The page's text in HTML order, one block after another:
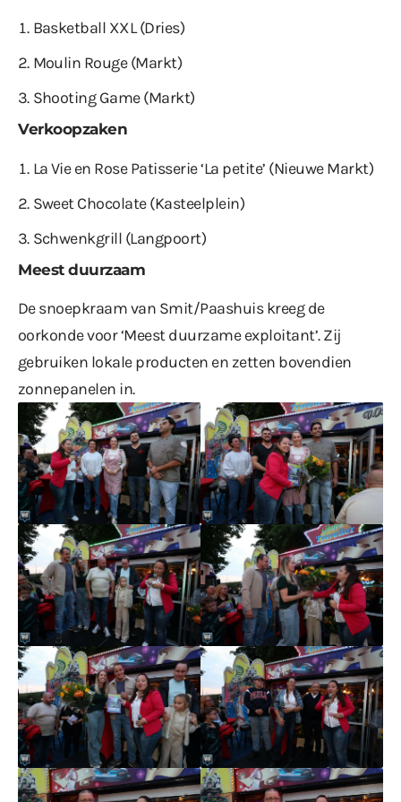
Basketball XXL (Dries)
Moulin Rouge (Markt)
Shooting Game (Markt)
Verkoopzaken
La Vie en Rose Patisserie ‘La petite’ (Nieuwe Markt)
Sweet Chocolate (Kasteelplein)
Schwenkgrill (Langpoort)
Meest duurzaam
De snoepkraam van Smit/Paashuis kreeg de
oorkonde voor ‘Meest duurzame exploitant’. Zij
gebruiken lokale producten en zetten bovendien
zonnepanelen in.